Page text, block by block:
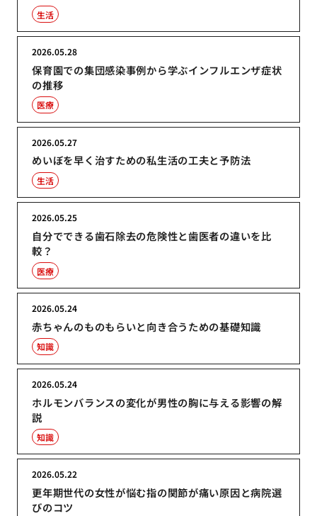
生活
保育園での集団感染事例から学ぶインフルエンザ症状
の推移
2026.05.28
医療
めいぼを早く治すための私生活の工夫と予防法
2026.05.27
生活
自分でできる歯石除去の危険性と歯医者の違いを比
較？
2026.05.25
医療
赤ちゃんのものもらいと向き合うための基礎知識
2026.05.24
知識
ホルモンバランスの変化が男性の胸に与える影響の解
説
2026.05.24
知識
更年期世代の女性が悩む指の関節が痛い原因と病院選
びのコツ
2026.05.22